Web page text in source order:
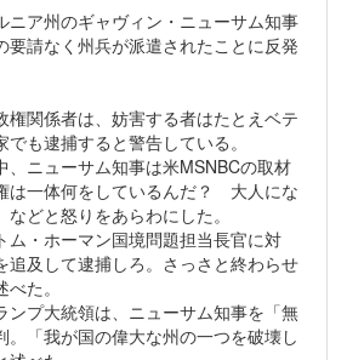
ニア州のギャヴィン・ニューサム知事
要請なく州兵が派遣されたことに反発
権関係者は、妨害する者はたとえベテ
でも逮捕すると警告している。
、ニューサム知事は米MSNBCの取材
は一体何をしているんだ？ 大人にな
などと怒りをあらわにした。
ム・ホーマン国境問題担当長官に対
追及して逮捕しろ。さっさと終わらせ
た。
ンプ大統領は、ニューサム知事を「無
。「我が国の偉大な州の一つを破壊し